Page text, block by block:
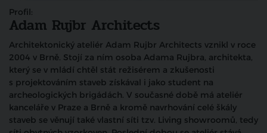
Profil:
Adam Rujbr Architects
Architektonický ateliér Adam Rujbr Architects vznikl v roce
2004 v Brně. Stojí za ním osoba Adama Rujbra, architekta,
který se v mládí chtěl stát režisérem a zkušenosti
s projektováním staveb získával i jako student na
archeologických brigádách. V současné době má ateliér
kanceláře v Praze a Brně a kromě navrhování celé škály
staveb se věnují také vlastní síti tzv. Living showroomů, tedy